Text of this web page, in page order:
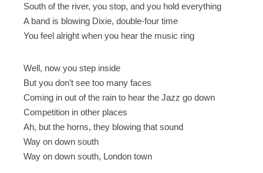
South of the river, you stop, and you hold everything
A band is blowing Dixie, double-four time
You feel alright when you hear the music ring
Well, now you step inside
But you don’t see too many faces
Coming in out of the rain to hear the Jazz go down
Competition in other places
Ah, but the horns, they blowing that sound
Way on down south
Way on down south, London town